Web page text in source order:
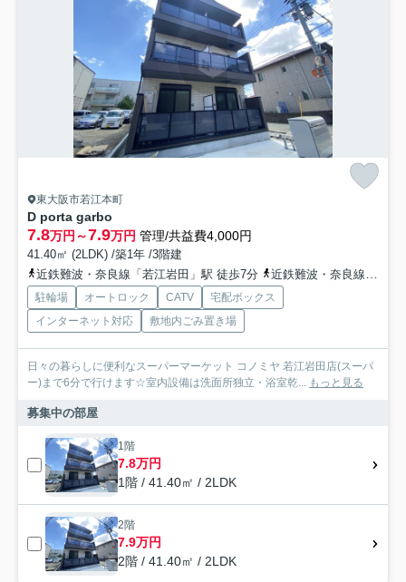
東大阪市若江本町
D porta garbo
7.8万円～7.9万円 管理/共益費4,000円
41.40㎡ (2LDK) /築1年 /3階建
近鉄難波・奈良線「若江岩田」駅 徒歩7分
近鉄難波・奈良線「河内花園」駅 徒歩19分
駐輪場 オートロック CATV
宅配ボックス
インターネット対応
敷地内ごみ置き場
日々の暮らしに便利なスーパーマーケット コノミヤ 若江岩田店(スーパ
ー)まで6分で行けます☆室内設備は洗面所独立・浴室乾... もっと見る
募集中の部屋
1階
7.8万円
1階 / 41.40㎡ / 2LDK
2階
7.9万円
2階 / 41.40㎡ / 2LDK